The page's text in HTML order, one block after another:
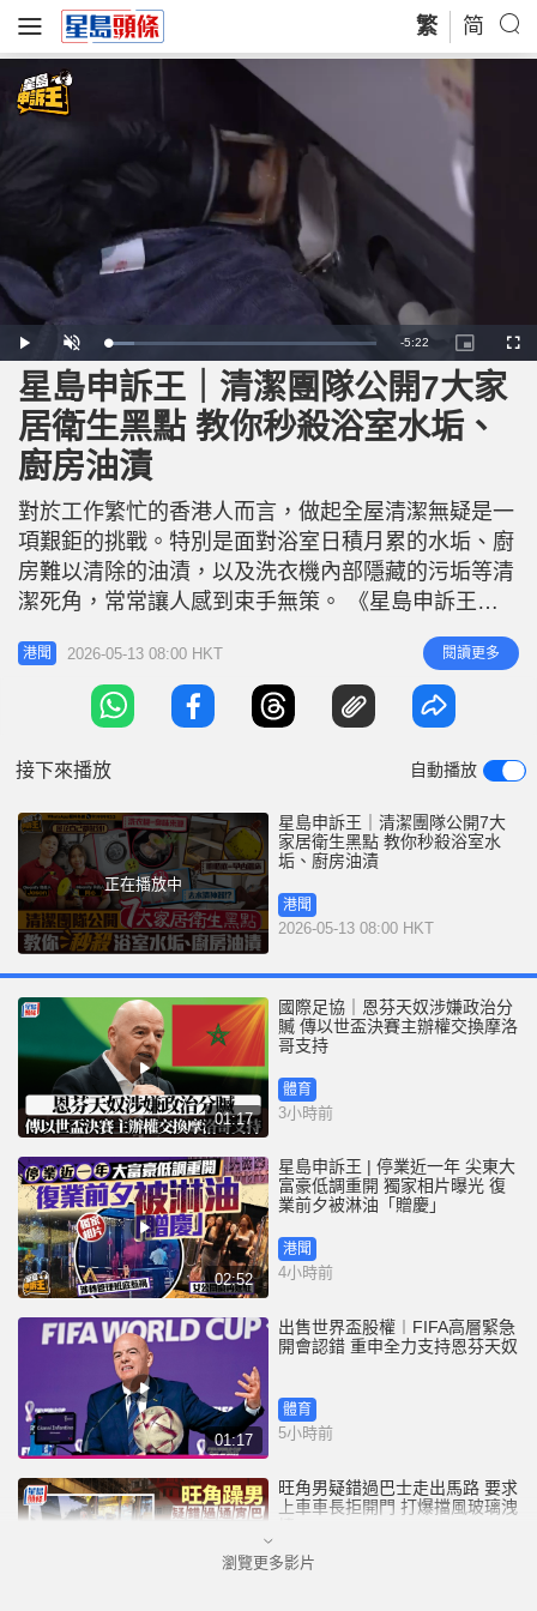
繁 简
P
l
a
y
U
n
m
u
t
e
L
o
a
d
e
d
9
.
8
2
%
R
m
n
n
-5:22
P
i
t
u
c
t
u
r
e
F
u
星島申訴王｜清潔團隊公開7大家
居衛生黑點 教你秒殺浴室水垢、
廚房油漬
對於工作繁忙的香港人而言，做起全屋清潔無疑是一
項艱鉅的挑戰。特別是面對浴室日積月累的水垢、廚
房難以清除的油漬，以及洗衣機內部隱藏的污垢等清
潔死角，常常讓人感到束手無策。 《星島申訴王》
特別邀請專業家居清潔團隊「CleanifyHK」，由00後
老闆Jason及其團隊親身示範如何利用隨手可得的日
常工具及清潔用品逐一破解7大家居衛生黑點，傳授
高效省時的清潔技巧，助市民輕鬆應對掃除挑戰。
港聞 2026-05-13 08:00 HKT 閱讀更多
接下來播放 自動播放
正在播放中
星島申訴王｜清潔團隊公開7大
家居衛生黑點 教你秒殺浴室水
垢、廚房油漬
港聞
2026-05-13 08:00 HKT
01:17
國際足協｜恩芬天奴涉嫌政治分
贓 傳以世盃決賽主辦權交換摩洛
哥支持
體育
3小時前
02:52
星島申訴王 | 停業近一年 尖東大
富豪低調重開 獨家相片曝光 復
業前夕被淋油「贈慶」
港聞
4小時前
01:17
出售世界盃股權︱FIFA高層緊急
開會認錯 重申全力支持恩芬天奴
體育
5小時前
旺角男疑錯過巴士走出馬路 要求
上車車長拒開門 打爆擋風玻璃洩
港聞
瀏覽更多影片